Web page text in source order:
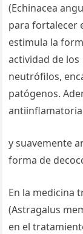
(Echinacea
para fortalecer
estimula la
actividad de
neutrófilos,
patógenos.
y suavemente
forma de
En la medicina
(Astragalus
en el